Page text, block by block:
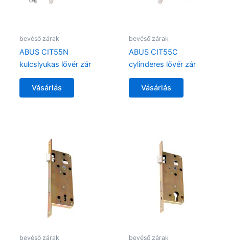
bevéső zárak
ABUS CIT55N
kulcslyukas lővér zár
Vásárlás
bevéső zárak
ABUS CIT55C
cylinderes lővér zár
Vásárlás
bevéső zárak bevéső zárak